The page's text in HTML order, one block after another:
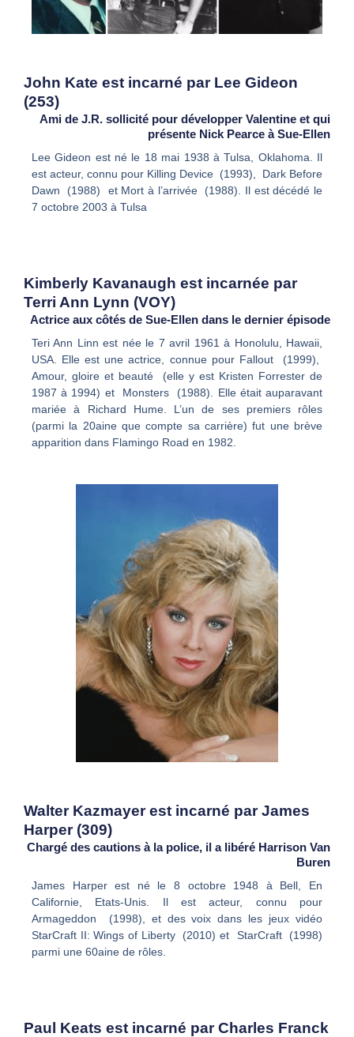
John Kate est incarné par Lee Gideon
(253)
Ami de J.R. sollicité pour développer Valentine et qui
présente Nick Pearce à Sue-Ellen
Lee Gideon est né le 18 mai 1938 à Tulsa, Oklahoma. Il
est acteur, connu pour Killing Device (1993), Dark Before
Dawn (1988) et Mort à l’arrivée (1988). Il est décédé le
7 octobre 2003 à Tulsa
Kimberly Kavanaugh est incarnée par
Terri Ann Lynn (VOY)
Actrice aux côtés de Sue-Ellen dans le dernier épisode
Teri Ann Linn est née le 7 avril 1961 à Honolulu, Hawaii,
USA. Elle est une actrice, connue pour Fallout (1999),
Amour, gloire et beauté (elle y est Kristen Forrester de
1987 à 1994) et Monsters (1988). Elle était auparavant
mariée à Richard Hume. L’un de ses premiers rôles
(parmi la 20aine que compte sa carrière) fut une brève
apparition dans Flamingo Road en 1982.
Walter Kazmayer est incarné par James
Harper (309)
Chargé des cautions à la police, il a libéré Harrison Van
Buren
James Harper est né le 8 octobre 1948 à Bell, En
Californie, Etats-Unis. Il est acteur, connu pour
Armageddon (1998), et des voix dans les jeux vidéo
StarCraft II: Wings of Liberty (2010) et StarCraft (1998)
parmi une 60aine de rôles.
Paul Keats est incarné par Charles Franck